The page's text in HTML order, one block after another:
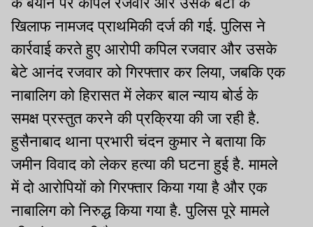
खिलाफ नामजद प्राथमिकी दर्ज की गई. पुलिस ने
कार्रवाई करते हुए आरोपी कपिल रजवार और उसके
बेटे आनंद रजवार को गिरफ्तार कर लिया, जबकि एक
नाबालिग को हिरासत में लेकर बाल न्याय बोर्ड के
समक्ष प्रस्तुत करने की प्रक्रिया की जा रही है.
हुसैनाबाद थाना प्रभारी चंदन कुमार ने बताया कि
जमीन विवाद को लेकर हत्या की घटना हुई है. मामले
में दो आरोपियों को गिरफ्तार किया गया है और एक
नाबालिग को निरुद्ध किया गया है. पुलिस पूरे मामले